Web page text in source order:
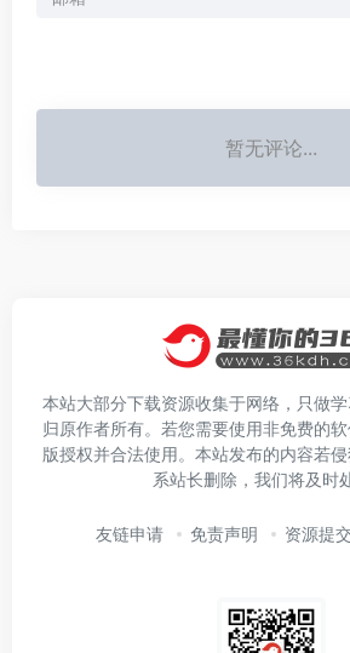
暂无评论...
本站大部分下载资源收集于网络，只做
归原作者所有。若您需要使用非免费的
版授权并合法使用。本站发布的内容若
系站长删除，我们将及时
友链申请 免责声明 资源提交